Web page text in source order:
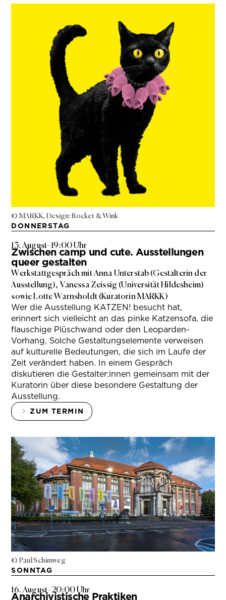
© MARKK, Design: Rocket & Wink
DONNERSTAG
13. August–19:00 Uhr
Zwischen camp und cute. Ausstellungen
queer gestalten
Werkstattgespräch mit Anna Unterstab (Gestalterin der
Ausstellung), Vanessa Zeissig (Universität Hildesheim)
sowie Lotte Warnsholdt (Kuratorin MARKK)
Wer die Ausstellung KATZEN! besucht hat,
erinnert sich vielleicht an das pinke Katzensofa, die
flauschige Plüschwand oder den Leoparden-
Vorhang. Solche Gestaltungselemente verweisen
auf kulturelle Bedeutungen, die sich im Laufe der
Zeit verändert haben. In einem Gespräch
diskutieren die Gestalter:innen gemeinsam mit der
Kuratorin über diese besondere Gestaltung der
Ausstellung.
ZUM TERMIN
© Paul Schimweg
SONNTAG
16. August–20:00 Uhr
Anarchivistische Praktiken